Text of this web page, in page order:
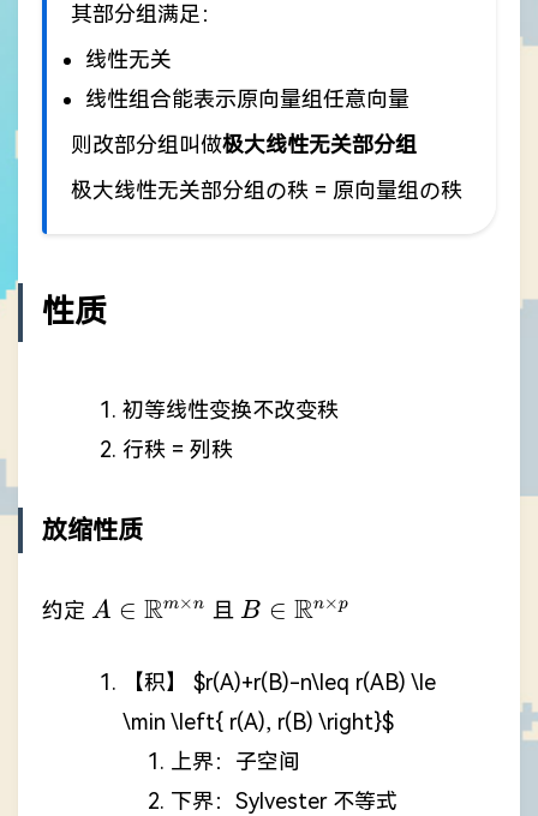
其部分组满足：
线性无关
线性组合能表示原向量组任意向量
则改部分组叫做极大线性无关部分组
极大线性无关部分组の秩 = 原向量组の秩
性质
初等线性变换不改变秩
行秩 = 列秩
放缩性质
约定 A\in
n}
A ∈ Rm×n 且
B \in
p}
B ∈ Rn×p
【积】 $r(A)+r(B)-n\leq r(AB) \le
\min \left{ r(A), r(B) \right}$
上界：子空间
下界：Sylvester 不等式